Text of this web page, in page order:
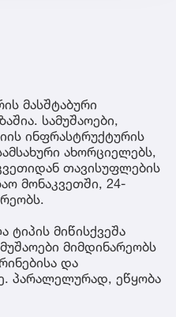
მასშტაბური
სამუშაოები,
ინფრასტრუქტურის
ახორციელებს,
თავისუფლების
მონაკვეთში, 24-
ტიპის მიწისქვეშა
მიმდინარეობს
და
პარალელურად, ეწყობა